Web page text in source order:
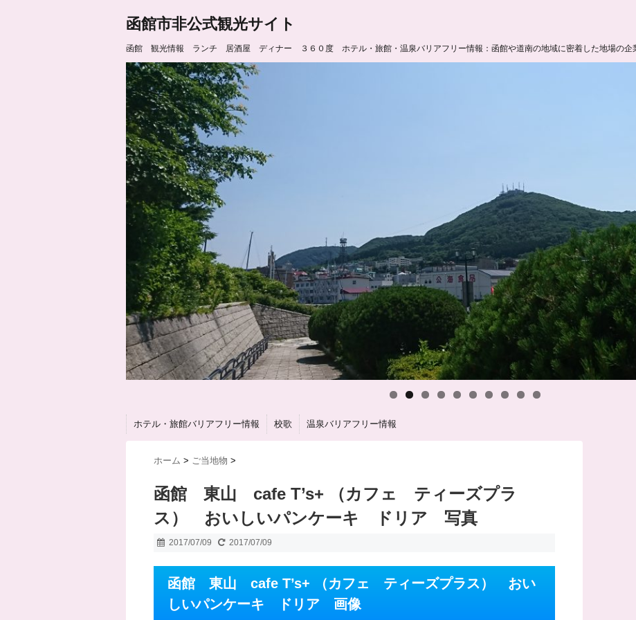
函館市非公式観光サイト
函館 観光情報 ランチ 居酒屋 ディナー ３６０度 ホテル・旅館・温泉バリアフリー情報：函館や道南の地域に密着した地場の企
ホテル・旅館バリアフリー情報 校歌 温泉バリアフリー情報
ホーム > ご当地物 >
函館 東山 cafe T’s+ （カフェ ティーズプラ
ス） おいしいパンケーキ ドリア 写真
2017/07/09 2017/07/09
函館 東山 cafe T’s+ （カフェ ティーズプラス） おい
しいパンケーキ ドリア 画像